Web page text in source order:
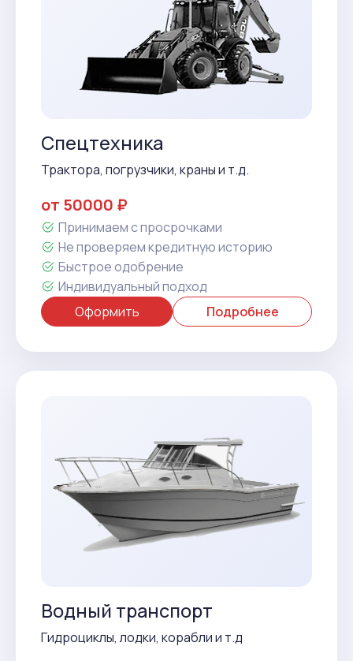
Спецтехника
Трактора, погрузчики, краны и т.д.
от 50000 ₽
Принимаем с просрочками
Не проверяем кредитную историю
Быстрое одобрение
Индивидуальный подход
Оформить
Подробнее
Водный транспорт
Гидроциклы, лодки, корабли и т.д